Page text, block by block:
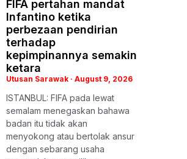
FIFA pertahan mandat
Infantino ketika
perbezaan pendirian
terhadap
kepimpinannya semakin
ketara
Utusan Sarawak August 9, 2026
ISTANBUL: FIFA pada lewat
semalam menegaskan bahawa
badan itu tidak akan
menyokong atau bertolak ansur
dengan sebarang usaha